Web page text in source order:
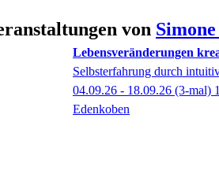
von Simone
Lebensveränderungen
Selbsterfahrung durch
04.09.26 - 18.09.26 (3-mal)
Edenkoben